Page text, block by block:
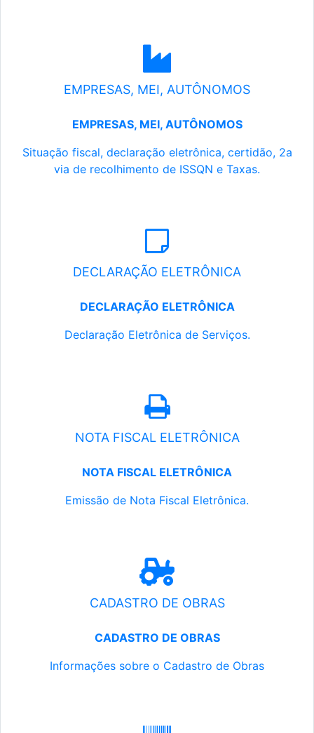
EMPRESAS, MEI, AUTÔNOMOS
EMPRESAS, MEI, AUTÔNOMOS
Situação fiscal, declaração eletrônica, certidão, 2a
via de recolhimento de ISSQN e Taxas.
DECLARAÇÃO ELETRÔNICA
DECLARAÇÃO ELETRÔNICA
Declaração Eletrônica de Serviços.
NOTA FISCAL ELETRÔNICA
NOTA FISCAL ELETRÔNICA
Emissão de Nota Fiscal Eletrônica.
CADASTRO DE OBRAS
CADASTRO DE OBRAS
Informações sobre o Cadastro de Obras